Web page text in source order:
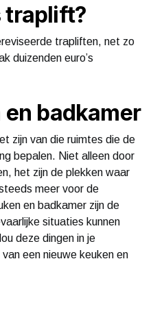
traplift?
trapliften, net zo
duizenden euro’s
en badkamer
zijn van die ruimtes die de
bepalen. Niet alleen door
het zijn de plekken waar
meer voor de
en badkamer zijn de
situaties kunnen
deze dingen in je
een nieuwe keuken en